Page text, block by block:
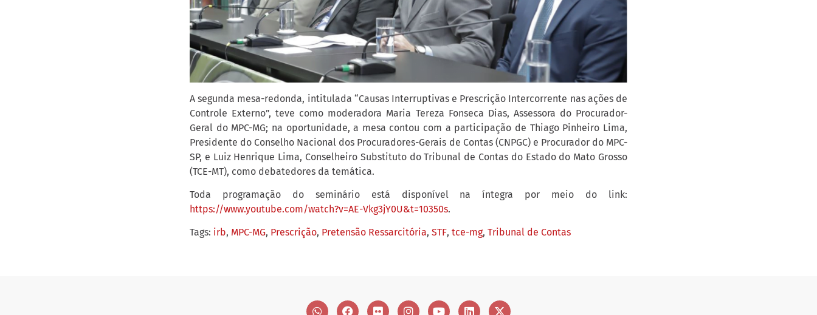
A segunda mesa-redonda, intitulada “Causas Interruptivas e Prescrição Intercorrente nas ações de
Controle Externo”, teve como moderadora Maria Tereza Fonseca Dias, Assessora do Procurador-
Geral do MPC-MG; na oportunidade, a mesa contou com a participação de Thiago Pinheiro Lima,
Presidente do Conselho Nacional dos Procuradores-Gerais de Contas (CNPGC) e Procurador do MPC-
SP, e Luiz Henrique Lima, Conselheiro Substituto do Tribunal de Contas do Estado do Mato Grosso
(TCE-MT), como debatedores da temática.
Toda programação do seminário está disponível na íntegra por meio do link:
https://www.youtube.com/watch?v=AE-Vkg3jY0U&t=10350s.
Tags: irb, MPC-MG, Prescrição, Pretensão Ressarcitória, STF, tce-mg, Tribunal de Contas